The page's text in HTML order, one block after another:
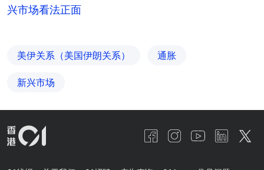
兴市场看法正面
美伊关系（美国伊朗关系） 通胀
新兴市场